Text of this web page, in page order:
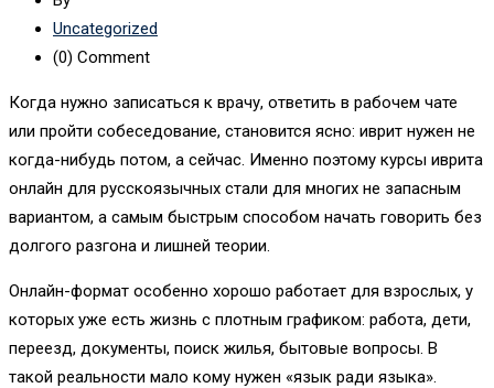
Uncategorized
(0) Comment
Когда нужно записаться к врачу, ответить в рабочем чате
или пройти собеседование, становится ясно: иврит нужен не
когда-нибудь потом, а сейчас. Именно поэтому курсы иврита
онлайн для русскоязычных стали для многих не запасным
вариантом, а самым быстрым способом начать говорить без
долгого разгона и лишней теории.
Онлайн-формат особенно хорошо работает для взрослых, у
которых уже есть жизнь с плотным графиком: работа, дети,
переезд, документы, поиск жилья, бытовые вопросы. В
такой реальности мало кому нужен «язык ради языка».